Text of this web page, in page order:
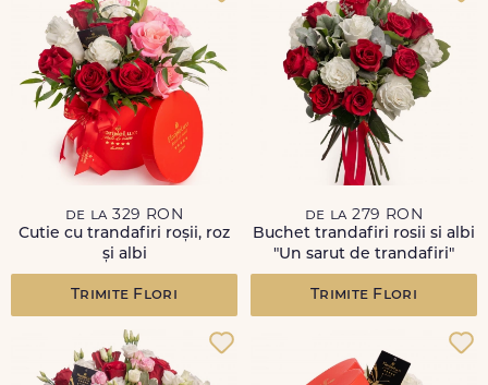
de la 329 RON
Cutie cu trandafiri roșii, roz
și albi
Trimite Flori
de la 279 RON
Buchet trandafiri rosii si albi
"Un sarut de trandafiri"
Trimite Flori